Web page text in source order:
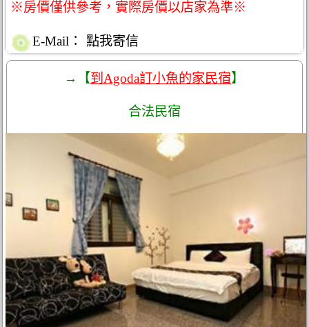
※房價僅供參考，實際房價以店家為準※
E-Mail： 點我寄信
→【到Agoda訂小魚的家民宿】
合法民宿